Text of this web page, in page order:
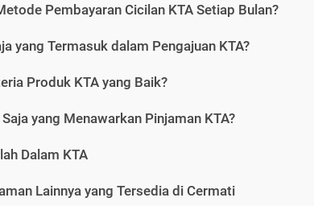
Pembayaran Cicilan KTA Setiap Bulan?
yang Termasuk dalam Pengajuan KTA?
Produk KTA yang Baik?
yang Menawarkan Pinjaman KTA?
Dalam KTA
Lainnya yang Tersedia di Cermati